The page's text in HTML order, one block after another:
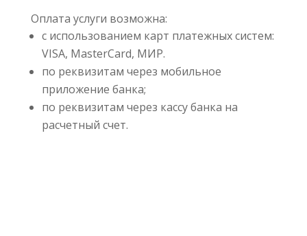
Оплата услуги возможна:
с использованием карт платежных систем:
VISA, MasterCard, МИР.
по реквизитам через мобильное
приложение банка;
по реквизитам через кассу банка на
расчетный счет.